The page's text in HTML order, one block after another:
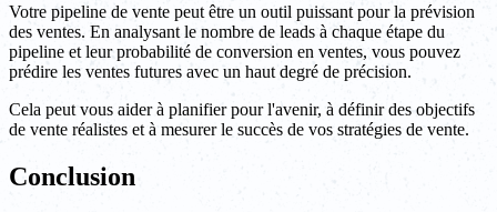
Votre pipeline de vente peut être un outil puissant pour la prévision
des ventes. En analysant le nombre de leads à chaque étape du
pipeline et leur probabilité de conversion en ventes, vous pouvez
prédire les ventes futures avec un haut degré de précision.
Cela peut vous aider à planifier pour l'avenir, à définir des objectifs
de vente réalistes et à mesurer le succès de vos stratégies de vente.
Conclusion